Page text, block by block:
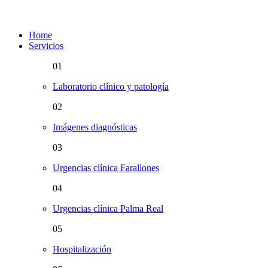
Home
Servicios
01
Laboratorio clínico y patología
02
Imágenes diagnósticas
03
Urgencias clínica Farallones
04
Urgencias clínica Palma Real
05
Hospitalización